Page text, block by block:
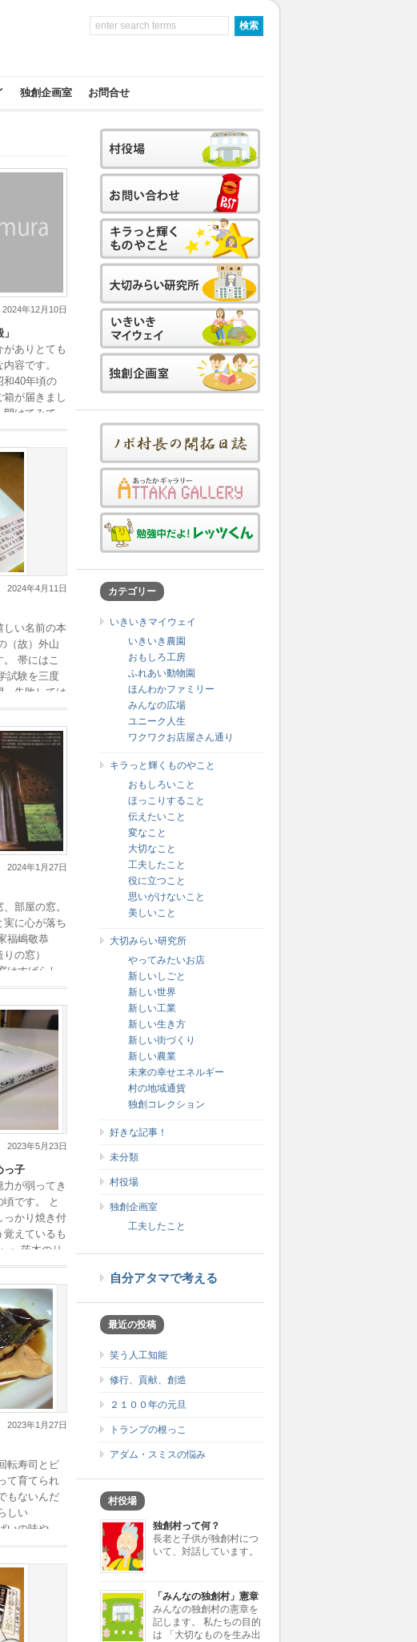
独創企画室 お問合せ
2024年12月10日
がありとても
容です。
和40年頃の
が届きまし
けてみて、
かり。しかし
2024年4月11日
しい名前の本
（故）外山
帯にはこ
試験を三度
、失敗しては
らでもあ
2024年1月27日
部屋の窓。
実に心が落ち
福嶋敬恭
の窓）
はすばらし
本当だ 窓か
2023年5月23日
っ子
が弱ってき
です。 と
っかり焼き付
覚えているも
・ 茨木のり
て、小学校に
2023年1月27日
転寿司とビ
て育てられ
もないんだ
しい
いの味や、
にこれらは
カテゴリー
いきいきマイウェイ
いきいき農園
おもしろ工房
ふれあい動物園
ほんわかファミリー
みんなの広場
ユニーク人生
ワクワクお店屋さん通り
キラっと輝くものやこと
おもしろいこと
ほっこりすること
伝えたいこと
変なこと
大切なこと
工夫したこと
役に立つこと
思いがけないこと
美しいこと
大切みらい研究所
やってみたいお店
新しいしごと
新しい世界
新しい工業
新しい生き方
新しい街づくり
新しい農業
未来の幸せエネルギー
村の地域通貨
独創コレクション
好きな記事！
未分類
村役場
独創企画室
工夫したこと
自分アタマで考える
最近の投稿
笑う人工知能
修行、貢献、創造
２１００年の元旦
トランプの根っこ
アダム・スミスの悩み
村役場
独創村って何？
長老と子供が独創村につ
いて、対話しています。
「みんなの独創村」憲章
みんなの独創村の憲章を
記します。 私たちの目的
は 「大切なものを生み出